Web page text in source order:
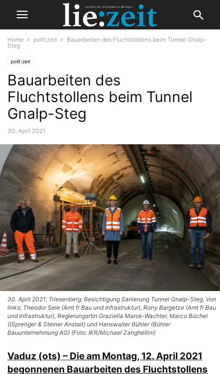
Home polit:zeit
Bauarbeiten des Fluchtstollens beim Tunnel Gnalp-
Steg
polit:zeit
Bauarbeiten des
Fluchtstollens beim Tunnel
Gnalp-Steg
30. April 2021
30. April 2021; Triesenberg; Besichtigung Sanierung Tunnel Gnalp-Steg. Von
links: Theodor Sele (Amt fr Bau und Infrastruktur), Rony Bargetze (Amt fr Bau
und Infrastruktur), Regierungsrtin Graziella Marok-Wachter, Marco Büchel
((Sprenger & Steiner Anstalt) und Hanswalter Bühler (Bühler
Bauunternehmung AG) (Foto: IKR/Michael Zanghellini)
Vaduz (ots) – Die am Montag, 12. April 2021
begonnenen Bauarbeiten des Fluchtstollens